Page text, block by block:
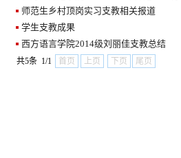
师范生乡村顶岗实习支教相关报道
学生支教成果
西方语言学院2014级刘丽佳支教总结
共5条 1/1 首页 上页 下页 尾页